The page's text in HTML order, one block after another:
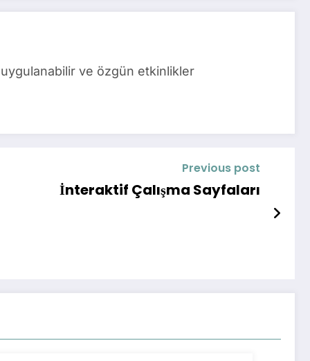
ve özgün etkinlikler
Previous post
İnteraktif Çalışma Sayfaları